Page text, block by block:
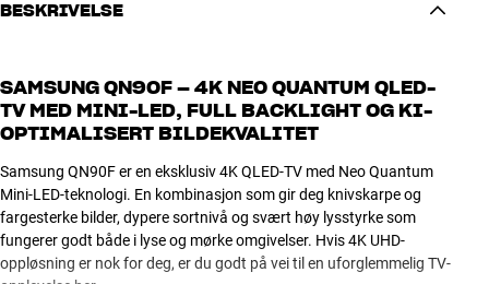
BESKRIVELSE
SAMSUNG QN90F – 4K NEO QUANTUM QLED-
TV MED MINI-LED, FULL BACKLIGHT OG KI-
OPTIMALISERT BILDEKVALITET
Samsung QN90F er en eksklusiv 4K QLED-TV med Neo Quantum
Mini-LED-teknologi. En kombinasjon som gir deg knivskarpe og
fargesterke bilder, dypere sortnivå og svært høy lysstyrke som
fungerer godt både i lyse og mørke omgivelser. Hvis 4K UHD-
oppløsning er nok for deg, er du godt på vei til en uforglemmelig TV-